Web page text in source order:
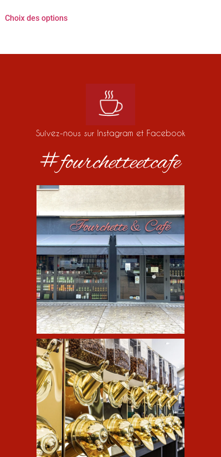
Choix des options
Suivez-nous sur Instagram et Facebook
#fourchetteetcafe